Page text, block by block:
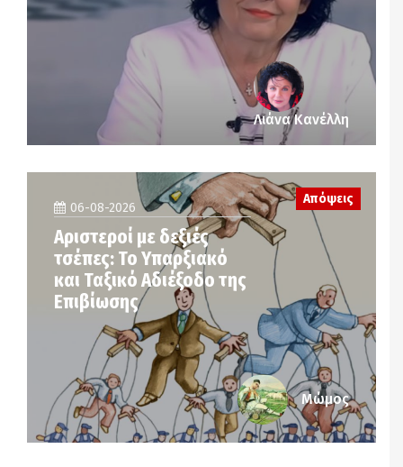
Λιάνα Κανέλλη
06-08-2026
Αριστεροί με δεξιές
τσέπες: Το Υπαρξιακό
και Ταξικό Αδιέξοδο της
Επιβίωσης
Απόψεις
Μώμος